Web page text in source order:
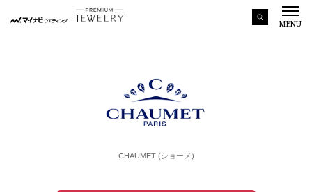
MENU
CHAUMET (ショーメ)